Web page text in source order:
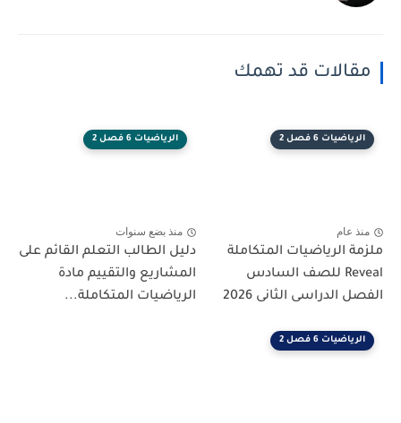
مقالات قد تهمك
الرياضيات 6 فصل 2
منذ عام
ملزمة الرياضيات المتكاملة
Reveal للصف السادس
الفصل الدراسى الثانى 2026
الرياضيات 6 فصل 2
منذ بضع سنوات
دليل الطالب التعلم القائم على
المشاريع والتقييم مادة
الرياضيات المتكاملة...
الرياضيات 6 فصل 2